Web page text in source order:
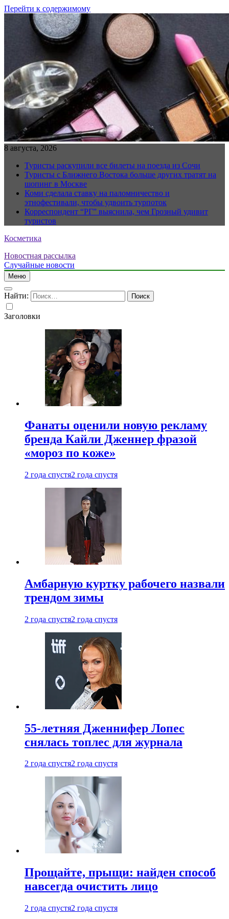
Перейти к содержимому
8 августа, 2026
Туристы раскупили все билеты на поезда из Сочи
Туристы с Ближнего Востока больше других тратят на
шопинг в Москве
Коми сделала ставку на паломничество и
этнофестивали, чтобы удвоить турпоток
Корреспондент “РГ” выяснила, чем Грозный удивит
туристов
Косметика
Новостная рассылка
Случайные новости
Меню
Найти:
Заголовки
Фанаты оценили новую рекламу
бренда Кайли Дженнер фразой
«мороз по коже»
2 года спустя2 года спустя
Амбарную куртку рабочего назвали
трендом зимы
2 года спустя2 года спустя
55-летняя Дженнифер Лопес
снялась топлес для журнала
2 года спустя2 года спустя
Прощайте, прыщи: найден способ
навсегда очистить лицо
2 года спустя2 года спустя